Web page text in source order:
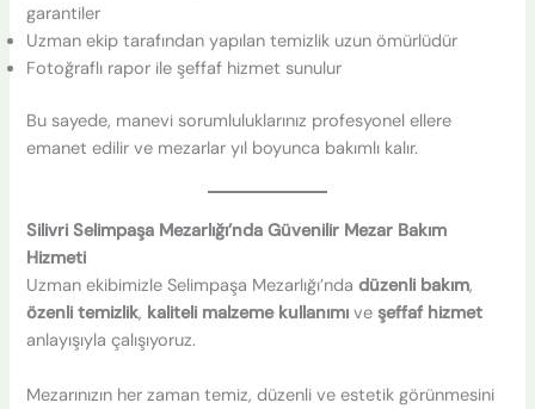
garantiler
Uzman ekip tarafından yapılan temizlik uzun ömürlüdür
Fotoğraflı rapor ile şeffaf hizmet sunulur
Bu sayede, manevi sorumluluklarınız profesyonel ellere
emanet edilir ve mezarlar yıl boyunca bakımlı kalır.
Silivri Selimpaşa Mezarlığı’nda Güvenilir Mezar Bakım
Hizmeti
Uzman ekibimizle Selimpaşa Mezarlığı’ndadüzenli bakım,
özenli temizlik, kaliteli malzeme kullanımı veşeffaf hizmet
anlayışıyla çalışıyoruz.
Mezarınızın her zaman temiz, düzenli ve estetik görünmesini